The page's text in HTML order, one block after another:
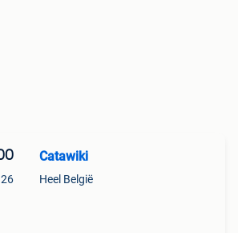
Catawiki
Heel België